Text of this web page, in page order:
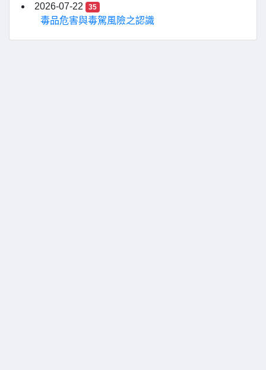
2026-07-22
35
毒品危害與毒駕風險之認識